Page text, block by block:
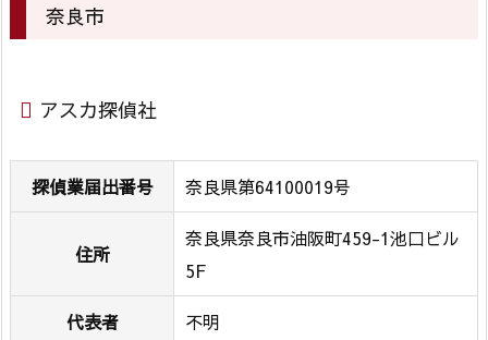
市
ア
探
奈良市
アスカ探偵社
探偵業届出番号 奈良県第64100019号
住所
奈良県奈良市油阪町459-1池口ビル
5F
代表者 不明